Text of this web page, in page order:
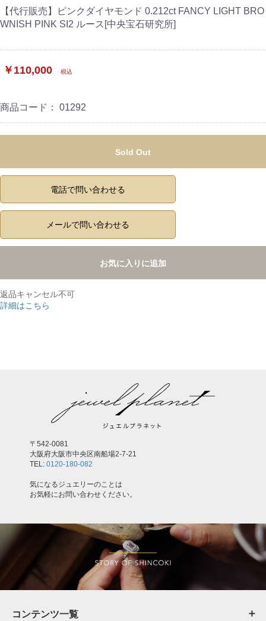
【代行販売】ピンクダイヤモンド 0.212ct FANCY LIGHT BRO
WNISH PINK SI2 ルース[中央宝石研究所]
￥110,000 税込
商品コード： 01292
Sold Out
電話で問い合わせる
メールで問い合わせる
お気に入りに追加
返品キャンセル不可
詳細はこちら
〒542-0081
大阪府大阪市中央区南船場2-7-21
TEL: 0120-180-082
気になるジュエリーのことは
お気軽にお問い合わせください。
コンテンツ一覧